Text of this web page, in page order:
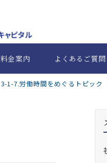
料金案内 よくあるご質問
3-1-7.労働時間をめぐるトピック